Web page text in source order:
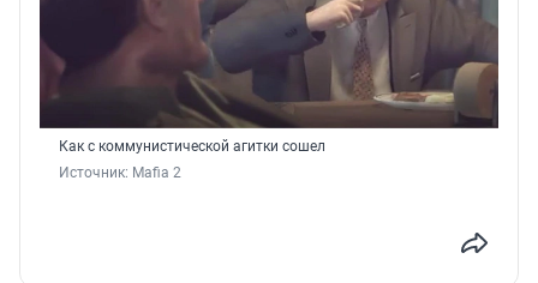
Как с коммунистической агитки сошел
Источник: Mafia 2